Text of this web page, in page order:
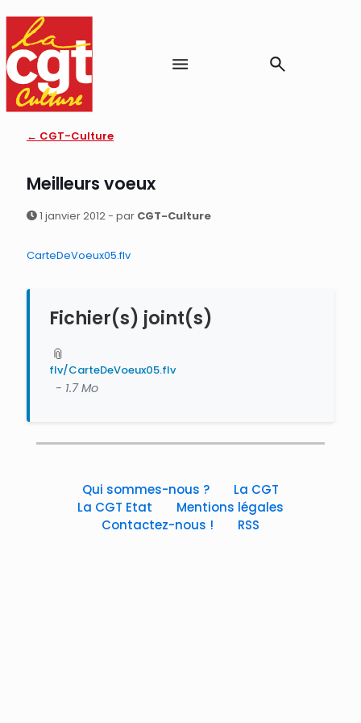
← CGT-Culture
Meilleurs voeux
1 janvier 2012 - par CGT-Culture
CarteDeVoeux05.flv
Fichier(s) joint(s)
📎
flv/CarteDeVoeux05.flv
- 1.7 Mo
Qui sommes-nous ?
La CGT
La CGT Etat
Mentions légales
Contactez-nous !
RSS